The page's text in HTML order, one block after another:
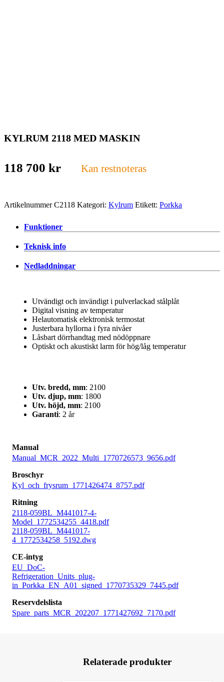
KYLRUM 2118 MED MASKIN
118 700 kr Kan restnoteras
ArtikelnummerC2118 Kategori: Kylrum Etikett: Porkka
Funktioner
Teknisk info
Nedladdningar
Utvändigt och invändigt i pulverlackad stålplåt
Digital visning av temperatur
Helautomatisk elektronisk termostat
Justerbara hyllorna i fyra nivåer
Låsbart dörrhandtag med nödöppnare
Optiskt och akustiskt larm för hög/låg temperatur
Utv. bredd, mm: 2100
Utv. djup, mm: 1800
Utv. höjd, mm: 2100
Garanti: 2 år
Manual
Manual_MCR_2022_Multi_1770726573_9656.pdf
Broschyr
Kyl_och_frysrum_1771426474_8757.pdf
Ritning
2118-059BL_M441017-4-
Model_1772534255_4418.pdf
2118-059BL_M441017-
4_1772534258_5192.dwg
CE-intyg
EU_DoC-
Refrigeration_Units_plug-
in_Porkka_EN_A01_signed_1770735329_7445.pdf
Reservdelslista
Spare_parts_MCR_202207_1771427692_7170.pdf
Relaterade produkter